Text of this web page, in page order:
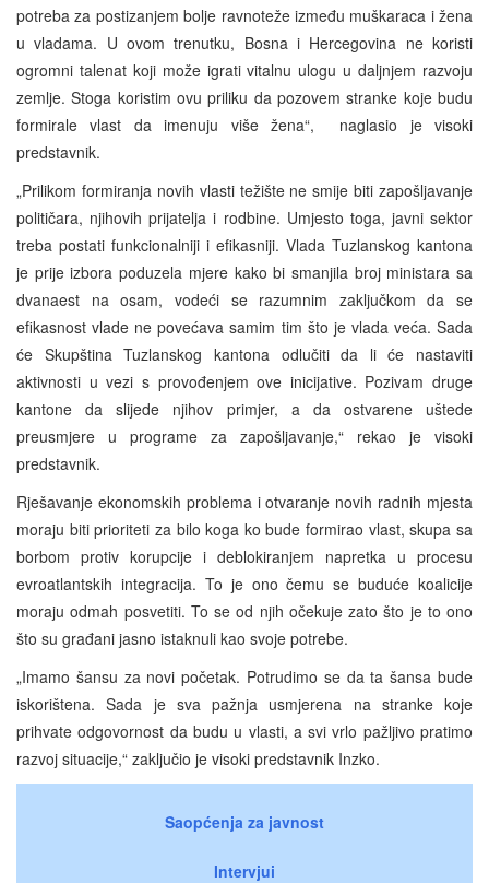
potreba za postizanjem bolje ravnoteže između muškaraca i žena
u vladama. U ovom trenutku, Bosna i Hercegovina ne koristi
ogromni talenat koji može igrati vitalnu ulogu u daljnjem razvoju
zemlje. Stoga koristim ovu priliku da pozovem stranke koje budu
formirale vlast da imenuju više žena“, naglasio je visoki
predstavnik.
„Prilikom formiranja novih vlasti težište ne smije biti zapošljavanje
političara, njihovih prijatelja i rodbine. Umjesto toga, javni sektor
treba postati funkcionalniji i efikasniji. Vlada Tuzlanskog kantona
je prije izbora poduzela mjere kako bi smanjila broj ministara sa
dvanaest na osam, vodeći se razumnim zaključkom da se
efikasnost vlade ne povećava samim tim što je vlada veća. Sada
će Skupština Tuzlanskog kantona odlučiti da li će nastaviti
aktivnosti u vezi s provođenjem ove inicijative. Pozivam druge
kantone da slijede njihov primjer, a da ostvarene uštede
preusmjere u programe za zapošljavanje,“ rekao je visoki
predstavnik.
Rješavanje ekonomskih problema i otvaranje novih radnih mjesta
moraju biti prioriteti za bilo koga ko bude formirao vlast, skupa sa
borbom protiv korupcije i deblokiranjem napretka u procesu
evroatlantskih integracija. To je ono čemu se buduće koalicije
moraju odmah posvetiti. To se od njih očekuje zato što je to ono
što su građani jasno istaknuli kao svoje potrebe.
„Imamo šansu za novi početak. Potrudimo se da ta šansa bude
iskorištena. Sada je sva pažnja usmjerena na stranke koje
prihvate odgovornost da budu u vlasti, a svi vrlo pažljivo pratimo
razvoj situacije,“ zaključio je visoki predstavnik Inzko.
Saopćenja za javnost
Intervjui